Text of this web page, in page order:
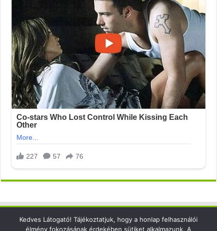
Kedves Látogató! Tájékoztatjuk, hogy a honlap felhasználói
élmény fokozásának érdekében sütiket alkalmazunk. A